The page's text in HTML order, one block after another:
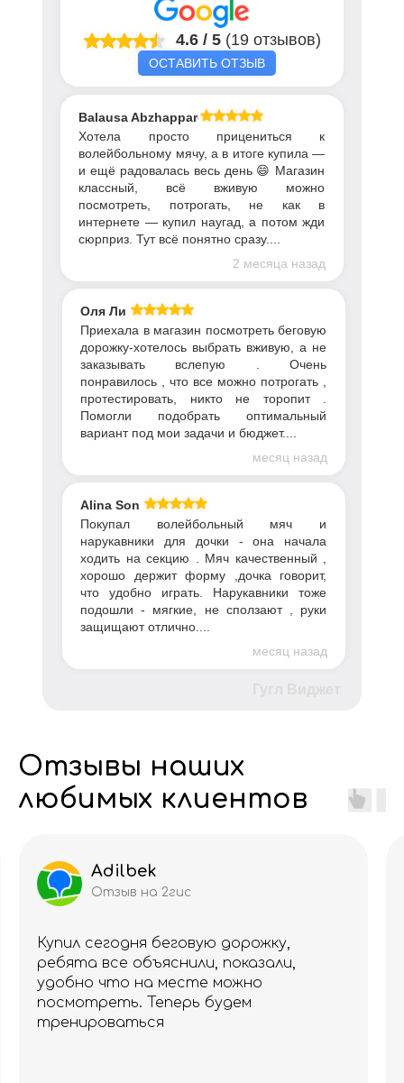
4.6 / 5 (19 отзывов)
ОСТАВИТЬ ОТЗЫВ
Balausa Abzhapparova
Хотела просто прицениться к
волейбольному мячу, а в итоге купила —
и ещё радовалась весь день 😄 Магазин
классный, всё вживую можно
посмотреть, потрогать, не как в
интернете — купил наугад, а потом жди
сюрприз. Тут всё понятно сразу....
2 месяца назад
Оля Ли
Приехала в магазин посмотреть беговую
дорожку-хотелось выбрать вживую, а не
заказывать вслепую . Очень
понравилось , что все можно потрогать ,
протестировать, никто не торопит .
Помогли подобрать оптимальный
вариант под мои задачи и бюджет....
месяц назад
Alina Son
Покупал волейбольный мяч и
нарукавники для дочки - она начала
ходить на секцию . Мяч качественный ,
хорошо держит форму ,дочка говорит,
что удобно играть. Нарукавники тоже
подошли - мягкие, не сползают , руки
защищают отлично....
месяц назад
Отзывы наших
любимых клиентов
Adilbek
Отзыв на 2гис
Купил сегодня беговую дорожку,
ребята все объяснили, показали,
удобно что на месте можно
посмотреть. Теперь будем
тренироваться